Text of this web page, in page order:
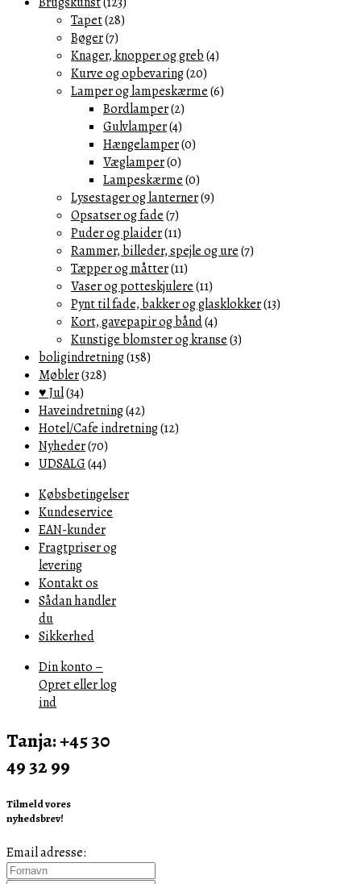
Tapet(28)
Bøger(7)
Knager, knopper og greb(4)
Kurve og opbevaring(20)
Lamper og lampeskærme(6)
Bordlamper(2)
Gulvlamper(4)
Hængelamper(0)
Væglamper(0)
Lampeskærme(0)
Lysestager og lanterner(9)
Opsatser og fade(7)
Puder og plaider(11)
Rammer, billeder, spejle og ure(7)
Tæpper og måtter(11)
Vaser og potteskjulere(11)
Pynt til fade, bakker og glasklokker(13)
Kort, gavepapir og bånd(4)
Kunstige blomster og kranse(3)
boligindretning(158)
Møbler(328)
♥ Jul(34)
Haveindretning(42)
Hotel/Cafe indretning(12)
Nyheder(70)
UDSALG(44)
Købsbetingelser
Kundeservice
EAN-kunder
Fragtpriser og
levering
Kontakt os
Sådan handler
du
Sikkerhed
Din konto –
Opret eller log
ind
Tanja: +45 30
49 32 99
Tilmeld vores
nyhedsbrev!
Email adresse: